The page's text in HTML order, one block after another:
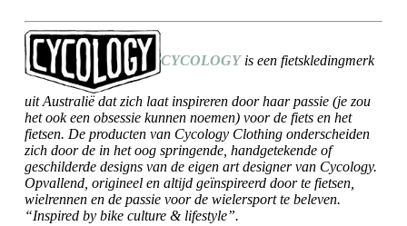
CYCOLOGYis een fietskledingmerk
uit Australië dat zich laat inspireren door haar passie (je zou
het ook een obsessie kunnen noemen) voor de fiets en het
fietsen. De producten van Cycology Clothing onderscheiden
zich door de in het oog springende, handgetekende of
geschilderde designs van de eigen art designer van Cycology.
Opvallend, origineel en altijd geïnspireerd door te fietsen,
wielrennen en de passie voor de wielersport te beleven.
“Inspired by bike culture & lifestyle”.